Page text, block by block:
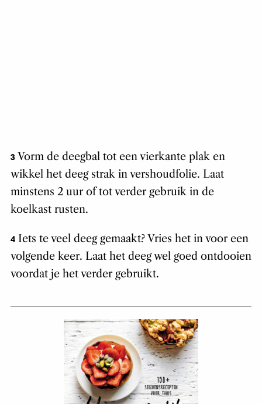
3Vorm de deegbal tot een vierkante plak en
wikkel het deeg strak in vershoudfolie. Laat
minstens 2 uur of tot verder gebruik in de
koelkast rusten.
4Iets te veel deeg gemaakt? Vries het in voor een
volgende keer. Laat het deeg wel goed ontdooien
voordat je het verder gebruikt.